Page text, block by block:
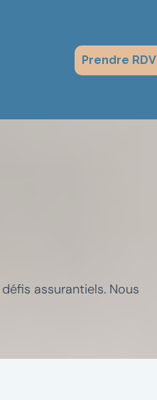
Prendre RDV
assurantiels. Nous